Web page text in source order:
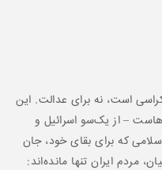
است، نه برای عدالت. این
– از یک‌سو اسرائیل و
که برای بقای خود، جان
مردم ایران تنها مانده‌اند: